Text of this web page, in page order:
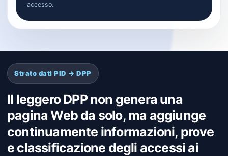
accesso.
Strato dati PID → DPP
Il leggero DPP non genera una
pagina Web da solo, ma aggiunge
continuamente informazioni, prove
e classificazione degli accessi ai